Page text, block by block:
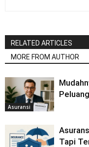
RELATED ARTICLES
MORE FROM AUTHOR
Asuransi
Tapi